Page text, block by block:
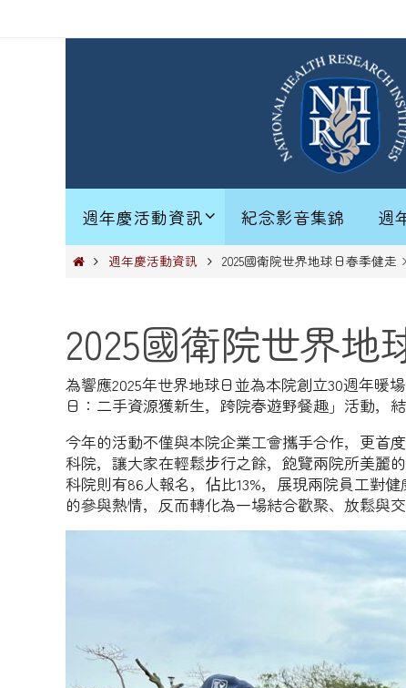
content
週年慶活動資訊 紀念影音集錦 週
Home週年慶活動資訊 2025國衛院世界地球日春季健
2025國衛院世界
為響應2025年世界地球日並為本院創立30週年暖
日：二手資源獲新生，跨院春遊野餐趣」活動，
今年的活動不僅與本院企業工會攜手合作，更首
科院，讓大家在輕鬆步行之餘，飽覽兩院所美麗
科院則有86人報名，佔比13%，展現兩院員工對
的參與熱情，反而轉化為一場結合歡聚、放鬆與